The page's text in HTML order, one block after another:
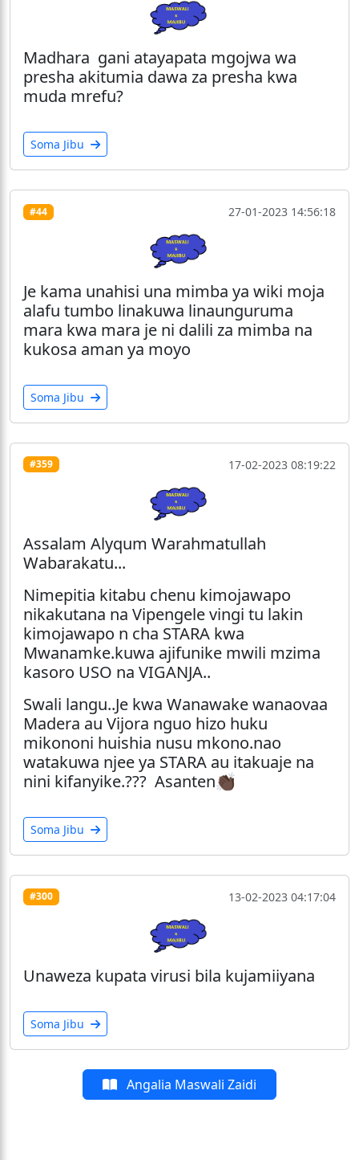
Madhara gani atayapata mgojwa wa
presha akitumia dawa za presha kwa
muda mrefu?
Soma Jibu
#44 27-01-2023 14:56:18
Je kama unahisi una mimba ya wiki moja
alafu tumbo linakuwa linaunguruma
mara kwa mara je ni dalili za mimba na
kukosa aman ya moyo
Soma Jibu
#359 17-02-2023 08:19:22
Assalam Alyqum Warahmatullah
Wabarakatu...
Nimepitia kitabu chenu kimojawapo
nikakutana na Vipengele vingi tu lakin
kimojawapo n cha STARA kwa
Mwanamke.kuwa ajifunike mwili mzima
kasoro USO na VIGANJA..
Swali langu..Je kwa Wanawake wanaovaa
Madera au Vijora nguo hizo huku
mikononi huishia nusu mkono.nao
watakuwa njee ya STARA au itakuaje na
nini kifanyike.??? Asanten👏🏿
Soma Jibu
#300 13-02-2023 04:17:04
Unaweza kupata virusi bila kujamiiyana
Soma Jibu
Angalia Maswali Zaidi